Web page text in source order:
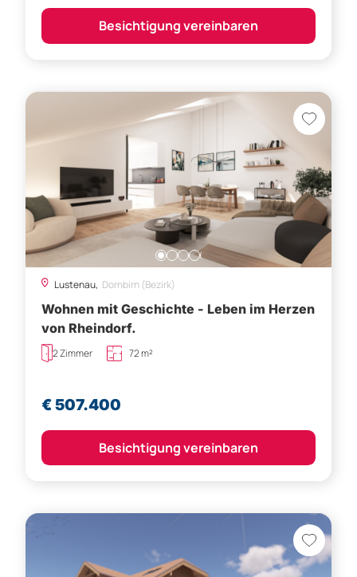
Besichtigung vereinbaren
Lustenau, Dornbirn (Bezirk)
Wohnen mit Geschichte - Leben im Herzen
von Rheindorf.
2 Zimmer 72 m²
€ 507.400
Besichtigung vereinbaren